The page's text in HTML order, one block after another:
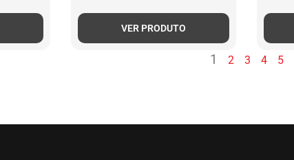
VER PRODUTO
1 2 3 4 5